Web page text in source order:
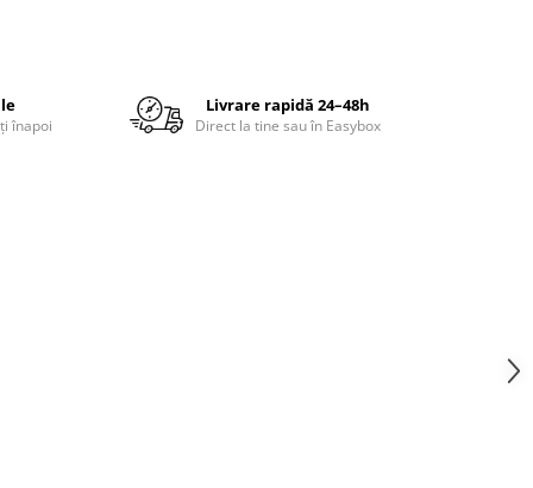
înapoi
Livrare rapidă 24–48h
Direct la tine sau în Easybox